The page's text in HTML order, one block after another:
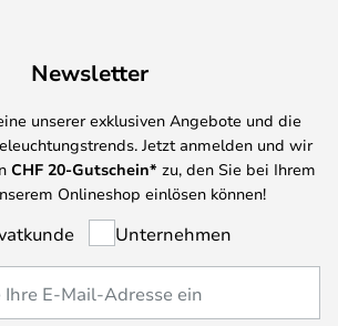
Newsletter
unserer exklusiven Angebote und die
Jetzt anmelden und wir
CHF 20-Gutschein* zu, den Sie bei Ihrem
Onlineshop einlösen können!
Unternehmen